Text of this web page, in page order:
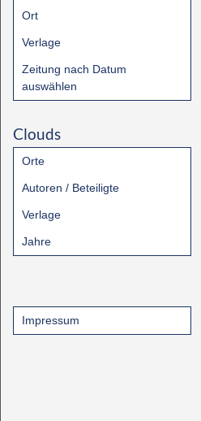
Ort
Verlage
Zeitung nach Datum
auswählen
Clouds
Orte
Autoren / Beteiligte
Verlage
Jahre
Impressum